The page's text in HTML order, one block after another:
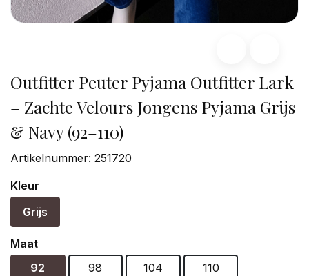
Outfitter Peuter Pyjama Outfitter Lark
– Zachte Velours Jongens Pyjama Grijs
& Navy (92–110)
Artikelnummer: 251720
Kleur
Grijs
Maat
92
98 104 110